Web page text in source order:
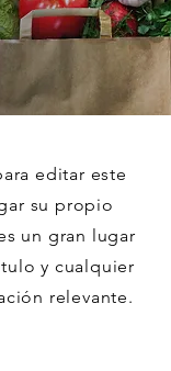
editar este
su propio
un gran lugar
y cualquier
relevante.